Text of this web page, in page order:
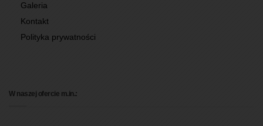
Galeria
Kontakt
Polityka prywatności
W naszej ofercie m.in.: